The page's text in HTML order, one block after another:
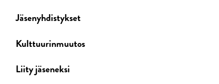
Jäsenyhdistykset
Kulttuurinmuutos
Liity jäseneksi